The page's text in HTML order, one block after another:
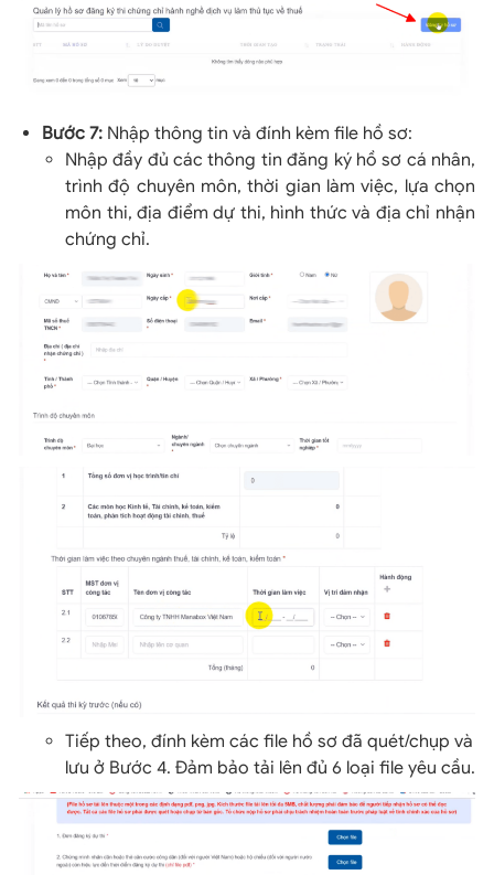
Bước 7: Nhập thông tin và đính kèm file hồ sơ:
Nhập đầy đủ các thông tin đăng ký hồ sơ cá nhân,
trình độ chuyên môn, thời gian làm việc, lựa chọn
môn thi, địa điểm dự thi, hình thức và địa chỉ nhận
chứng chỉ.
Tiếp theo, đính kèm các file hồ sơ đã quét/chụp và
lưu ở Bước 4. Đảm bảo tải lên đủ 6 loại file yêu cầu.